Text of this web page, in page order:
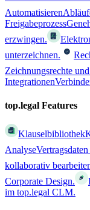
Automatisieren
Freigabeprozess
erzwingen.
unterzeichnen.
Zeichnungsrechte
Integrationen
top.legal Features
Klauselbibliothek
Analyse
kollaborativ
Corporate Design.
im top.legal CLM.